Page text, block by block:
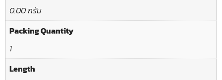
0.00 กรัม
Packing Quantity
1
Length